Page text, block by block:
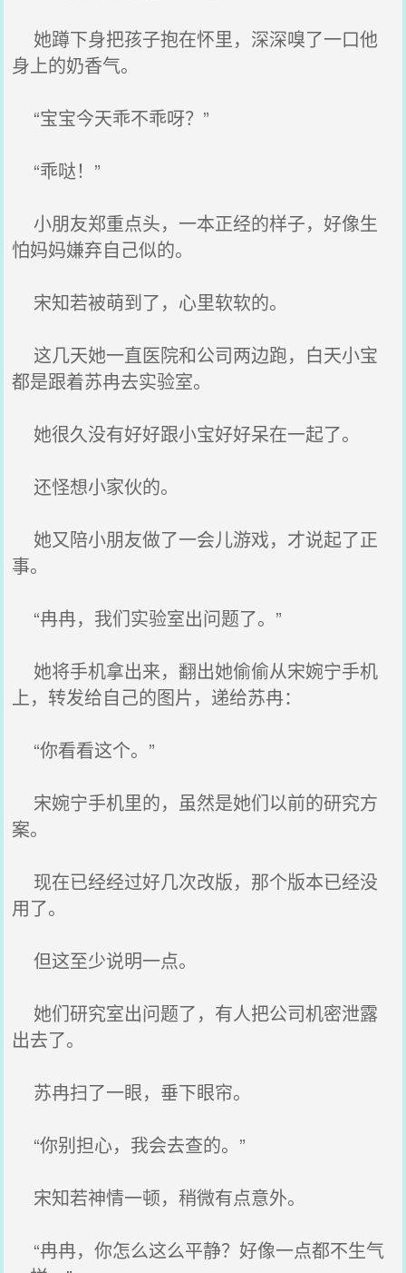
她蹲下身把孩子抱在怀里，深深嗅了一口他
身上的奶香气。
“宝宝今天乖不乖呀？”
“乖哒！”
小朋友郑重点头，一本正经的样子，好像生
怕妈妈嫌弃自己似的。
宋知若被萌到了，心里软软的。
这几天她一直医院和公司两边跑，白天小宝
都是跟着苏冉去实验室。
她很久没有好好跟小宝好好呆在一起了。
还怪想小家伙的。
她又陪小朋友做了一会儿游戏，才说起了正
事。
“冉冉，我们实验室出问题了。”
她将手机拿出来，翻出她偷偷从宋婉宁手机
上，转发给自己的图片，递给苏冉：
“你看看这个。”
宋婉宁手机里的，虽然是她们以前的研究方
案。
现在已经经过好几次改版，那个版本已经没
用了。
但这至少说明一点。
她们研究室出问题了，有人把公司机密泄露
出去了。
苏冉扫了一眼，垂下眼帘。
“你别担心，我会去查的。”
宋知若神情一顿，稍微有点意外。
“冉冉，你怎么这么平静？好像一点都不生气